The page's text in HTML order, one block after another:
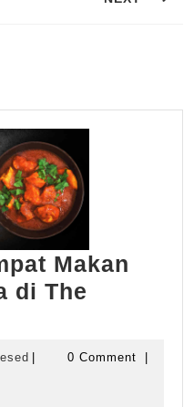
Makan
di The
Makan
Amesed0 Comment